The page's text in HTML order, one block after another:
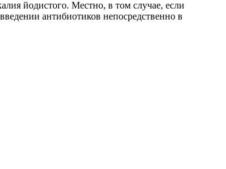
йодистого. Местно, в том случае, если
антибиотиков непосредственно в